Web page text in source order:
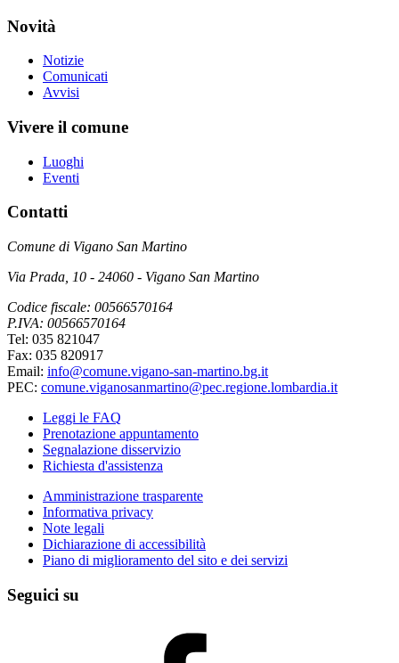
Novità
Notizie
Comunicati
Avvisi
Vivere il comune
Luoghi
Eventi
Contatti
Comune di Vigano San Martino
Via Prada, 10 - 24060 - Vigano San Martino
Codice fiscale: 00566570164
P.IVA: 00566570164
Tel: 035 821047
Fax: 035 820917
Email: info@comune.vigano-san-martino.bg.it
PEC: comune.viganosanmartino@pec.regione.lombardia.it
Leggi le FAQ
Prenotazione appuntamento
Segnalazione disservizio
Richiesta d'assistenza
Amministrazione trasparente
Informativa privacy
Note legali
Dichiarazione di accessibilità
Piano di miglioramento del sito e dei servizi
Seguici su